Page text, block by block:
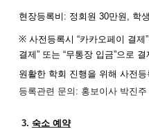
현장등록비 : 정회원 30만원 , 학
※ 사전등록시 “카카오페이 결
결제” 또는 “무통장 입금”으로
원활한 학회 진행을 위해 사전
등록관련 문의: 홍보이사 박진
3. 숙소 예약